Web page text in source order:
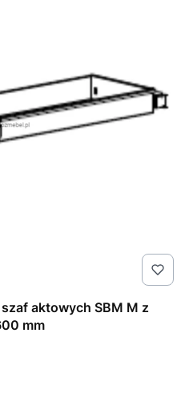
aktowych SBM M z
mm